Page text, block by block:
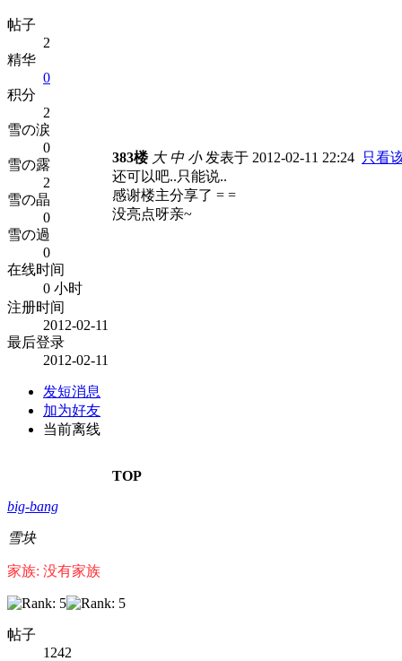
帖子
2
精华
0
积分
2
雪の涙
0
雪の露
2
雪の晶
0
雪の過
0
在线时间
0 小时
注册时间
2012-02-11
最后登录
2012-02-11
发短消息
加为好友
当前离线
383楼 大 中 小发表于 2012-02-11 22:24 只看
还可以吧..只能说..
感谢楼主分享了 = =
没亮点呀亲~
TOP
big-bang
雪块
家族: 没有家族
帖子
1242